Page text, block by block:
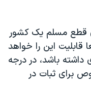
قطع مسلم یک کشور
قابلیت این را خواهد
باشد، در درجه
برای ثبات در